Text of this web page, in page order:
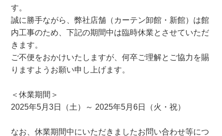
す。
誠に勝手ながら、弊社店舗（カーテン卸館・新館）は館
内工事のため、下記の期間中は臨時休業とさせていただ
きます。
ご不便をおかけいたしますが、何卒ご理解とご協力を賜
りますようお願い申し上げます。
＜休業期間＞
2025年5月3日（土）～ 2025年5月6日（火・祝）
なお、休業期間中にいただきましたお問い合わせ等につ